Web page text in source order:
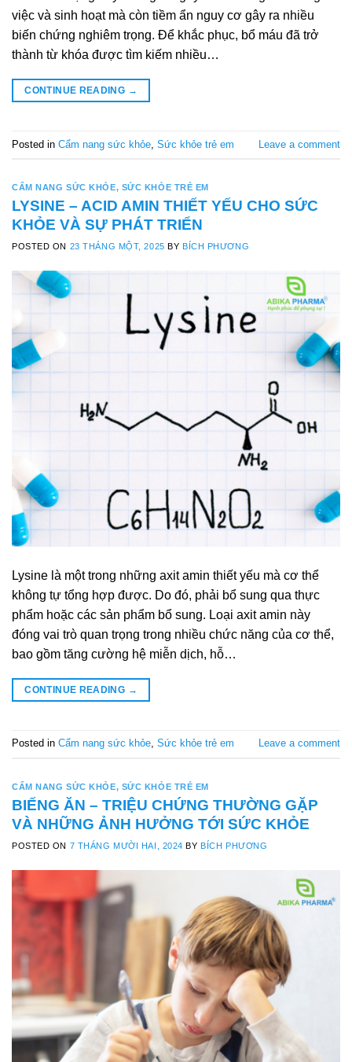
việc và sinh hoạt mà còn tiềm ẩn nguy cơ gây ra nhiều
biến chứng nghiêm trọng. Để khắc phục, bổ máu đã trở
thành từ khóa được tìm kiếm nhiều…
CONTINUE READING →
Posted in Cẩm nang sức khỏe Sức khỏe trẻ em Leave a comment
CẨM NANG SỨC KHỎE, SỨC KHỎE TRẺ EM
LYSINE – ACID AMIN THIẾT YẾU CHO SỨC
KHỎE VÀ SỰ PHÁT TRIỂN
POSTED ON 23 THÁNG MỘT, 2025 BY BÍCH PHƯƠNG
Lysine là một trong những axit amin thiết yếu mà cơ thể
không tự tổng hợp được. Do đó, phải bổ sung qua thực
phẩm hoặc các sản phẩm bổ sung. Loại axit amin này
đóng vai trò quan trọng trong nhiều chức năng của cơ thể,
bao gồm tăng cường hệ miễn dịch, hỗ…
CONTINUE READING →
Posted in Cẩm nang sức khỏe, Sức khỏe trẻ em Leave a comment
CẨM NANG SỨC KHỎE, SỨC KHỎE TRẺ EM
BIẾNG ĂN – TRIỆU CHỨNG THƯỜNG GẶP
VÀ NHỮNG ẢNH HƯỞNG TỚI SỨC KHỎE
POSTED ON 7 THÁNG MƯỜI HAI, 2024 BY BÍCH PHƯƠNG